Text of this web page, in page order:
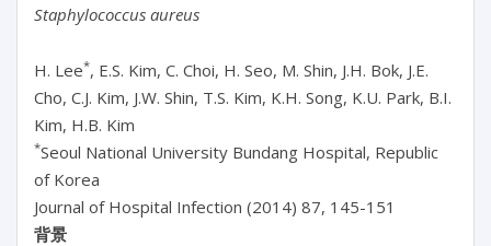
Staphylococcus aureus
H. Lee*, E.S. Kim, C. Choi, H. Seo, M. Shin, J.H. Bok, J.E.
Cho, C.J. Kim, J.W. Shin, T.S. Kim, K.H. Song, K.U. Park, B.I.
Kim, H.B. Kim
*Seoul National University Bundang Hospital, Republic
of Korea
Journal of Hospital Infection (2014) 87, 145-151
背景